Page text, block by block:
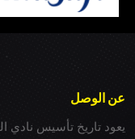
عن الوصل